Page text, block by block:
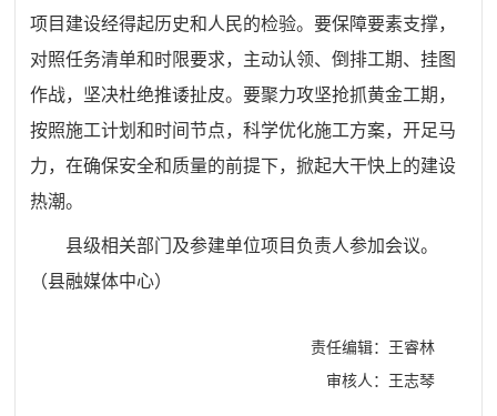
项目建设经得起历史和人民的检验。要保障要素支撑，
对照任务清单和时限要求，主动认领、倒排工期、挂图
作战，坚决杜绝推诿扯皮。要聚力攻坚抢抓黄金工期，
按照施工计划和时间节点，科学优化施工方案，开足马
力，在确保安全和质量的前提下，掀起大干快上的建设
热潮。
县级相关部门及参建单位项目负责人参加会议。
（县融媒体中心）
责任编辑：王睿林
审核人：王志琴